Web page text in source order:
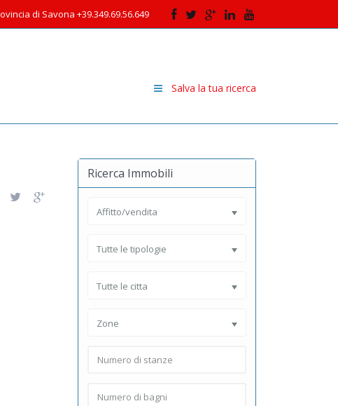
di Savona +39.349.69.56.649
Salva la tua ricerca
Ricerca Immobili
Affitto/vendita
Tutte le tipologie
Tutte le citta
Zone